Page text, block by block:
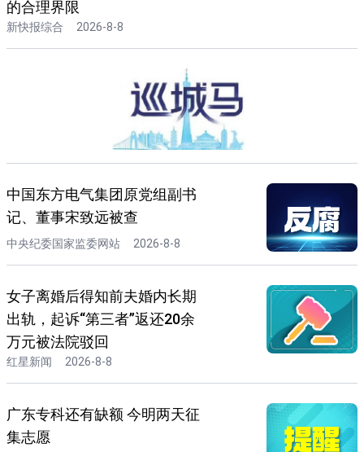
的合理界限
新快报综合 2026-8-8
中国东方电气集团原党组副书
记、董事宋致远被查
中央纪委国家监委网站 2026-8-8
女子离婚后得知前夫婚内长期
出轨，起诉“第三者”返还20余
万元被法院驳回
红星新闻 2026-8-8
广东专科还有缺额 今明两天征
集志愿